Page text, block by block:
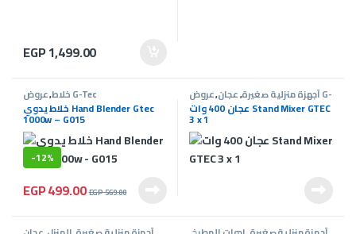
EGP1,499.00
خلاط, عروض G-Tec
خلاط يدوي Hand Blender Gtec
1000w – G015
-12%
EGP499.00EGP569.00
أجهزة منزلية صغيرة,عجان,عروض G-
Tec
عجان 400 وات Stand Mixer GTEC
3 x 1